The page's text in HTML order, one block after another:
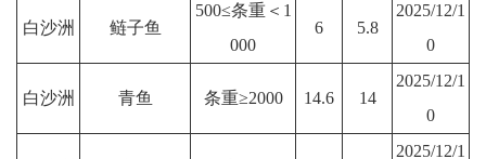
白沙洲 鲢子鱼
500≤条重＜1
000
6 5.8
2025/12/1
0
白沙洲 青鱼 条重≥2000 14.6 14
2025/12/1
0
2025/12/1